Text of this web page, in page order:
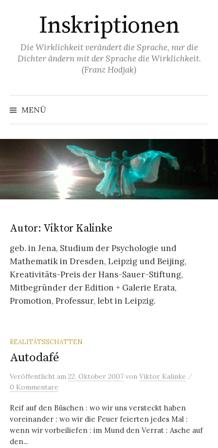
Inskriptionen
Die Wirklichkeit verändert die Sprache, nur die
Dichter ändern mit der Sprache die Wirklichkeit.
(Franz Hodjak)
MENÜ
Autor: Viktor Kalinke
geb. in Jena, Studium der Psychologie und
Mathematik in Dresden, Leipzig und Beijing,
Kreativitäts-Preis der Hans-Sauer-Stiftung,
Mitbegründer der Edition + Galerie Erata,
Promotion, Professur, lebt in Leipzig.
REALITÄTSSCHATTEN
Autodafé
Veröffentlicht am 22. Oktober 2007 von Viktor Kalinke /
0 Kommentare
Reif auf den Büschen : wo wir uns versteckt haben
voreinander : wo wir die Feuer feierten jedes Mal :
wenn wir vorbeiliefen : im Mund den Verrat : Asche auf
den...